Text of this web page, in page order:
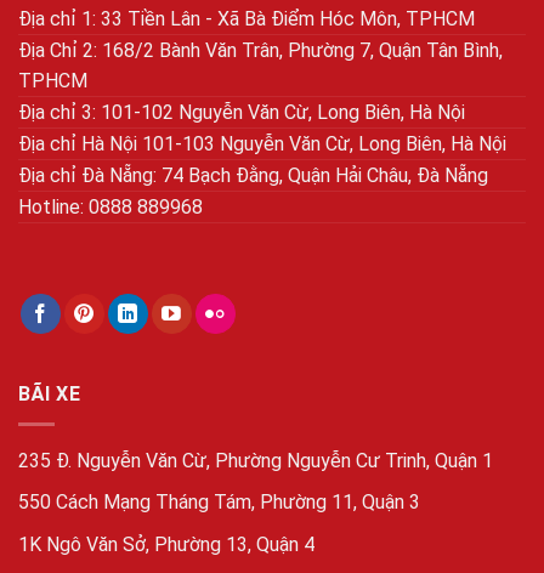
Địa chỉ 1: 33 Tiền Lân - Xã Bà Điểm Hóc Môn, TPHCM
Địa Chỉ 2: 168/2 Bành Văn Trân, Phường 7, Quận Tân Bình,
TPHCM
Địa chỉ 3: 101-102 Nguyễn Văn Cừ, Long Biên, Hà Nội
Địa chỉ Hà Nội 101-103 Nguyễn Văn Cừ, Long Biên, Hà Nội
Địa chỉ Đà Nẵng: 74 Bạch Đằng, Quận Hải Châu, Đà Nẵng
Hotline: 0888 889968
BÃI XE
235 Đ. Nguyễn Văn Cừ, Phường Nguyễn Cư Trinh, Quận 1
550 Cách Mạng Tháng Tám, Phường 11, Quận 3
1K Ngô Văn Sở, Phường 13, Quận 4